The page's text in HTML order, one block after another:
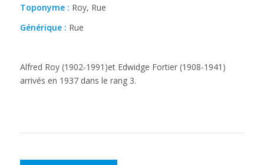
Toponyme : Roy, Rue
Générique : Rue
Alfred Roy (1902-1991)et Edwidge Fortier (1908-1941)
arrivés en 1937 dans le rang 3.